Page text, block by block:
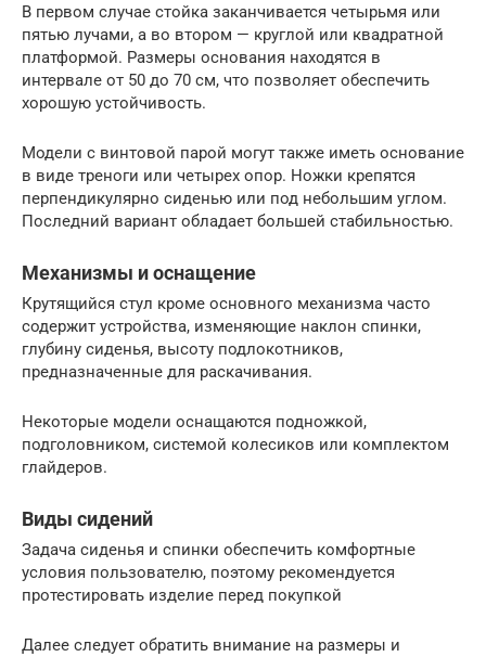
В первом случае стойка заканчивается четырьмя или
пятью лучами, а во втором — круглой или квадратной
платформой. Размеры основания находятся в
интервале от 50 до 70 см, что позволяет обеспечить
хорошую устойчивость.
Модели с винтовой парой могут также иметь основание
в виде треноги или четырех опор. Ножки крепятся
перпендикулярно сиденью или под небольшим углом.
Последний вариант обладает большей стабильностью.
Механизмы и оснащение
Крутящийся стул кроме основного механизма часто
содержит устройства, изменяющие наклон спинки,
глубину сиденья, высоту подлокотников,
предназначенные для раскачивания.
Некоторые модели оснащаются подножкой,
подголовником, системой колесиков или комплектом
глайдеров.
Виды сидений
Задача сиденья и спинки обеспечить комфортные
условия пользователю, поэтому рекомендуется
протестировать изделие перед покупкой
Далее следует обратить внимание на размеры и